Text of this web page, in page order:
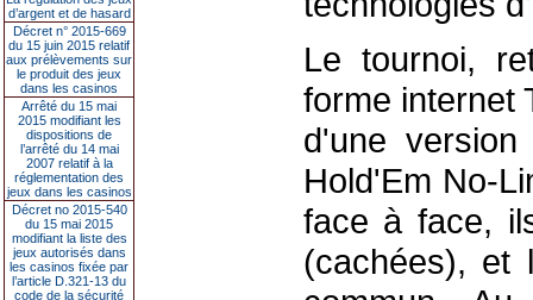
d’argent et de hasard
Décret n° 2015-669
du 15 juin 2015 relatif
aux prélèvements sur
le produit des jeux
dans les casinos
Arrêté du 15 mai
2015 modifiant les
dispositions de
l’arrêté du 14 mai
2007 relatif à la
réglementation des
jeux dans les casinos
Décret no 2015-540
du 15 mai 2015
modifiant la liste des
jeux autorisés dans
les casinos fixée par
l’article D.321-13 du
code de la sécurité
Le tournoi,
forme internet
d'une
Hold'Em No-
face à face,
(cachées), et